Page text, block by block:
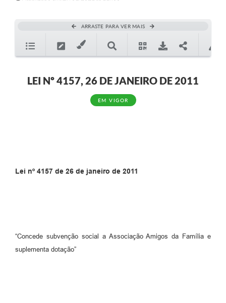
ARRASTE PARA VER MAIS
LEI Nº 4157, 26 DE JANEIRO DE 2011
EM VIGOR
Lei nº 4157 de 26 de janeiro de 2011
“Concede subvenção social a Associação Amigos da Família e
suplementa dotação”